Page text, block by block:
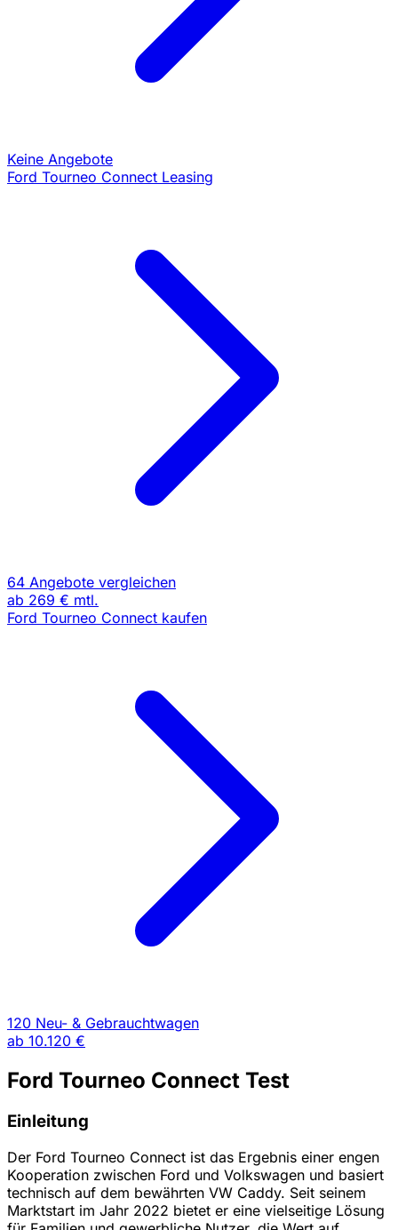
Keine Angebote
Ford Tourneo Connect Leasing
64 Angebote vergleichen
ab 269 € mtl.
Ford Tourneo Connect kaufen
120 Neu- & Gebrauchtwagen
ab 10.120 €
Ford Tourneo Connect Test
Einleitung
Der Ford Tourneo Connect ist das Ergebnis einer engen
Kooperation zwischen Ford und Volkswagen und basiert
technisch auf dem bewährten VW Caddy. Seit seinem
Marktstart im Jahr 2022 bietet er eine vielseitige Lösung